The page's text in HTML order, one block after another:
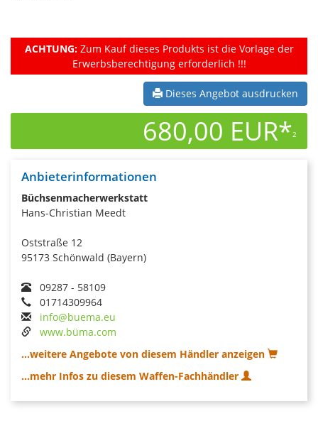
ACHTUNG:Zum Kauf dieses Produkts ist die Vorlage der
Erwerbsberechtigung erforderlich !!!
Dieses Angebot ausdrucken
680,00 EUR*2
Anbieterinformationen
Büchsenmacherwerkstatt
Hans-Christian Meedt
Oststraße 12
95173 Schönwald (Bayern)
09287 - 58109
01714309964
info@buema.eu
www.büma.com
...weitere Angebote von diesem Händler anzeigen
...mehr Infos zu diesem Waffen-Fachhändler